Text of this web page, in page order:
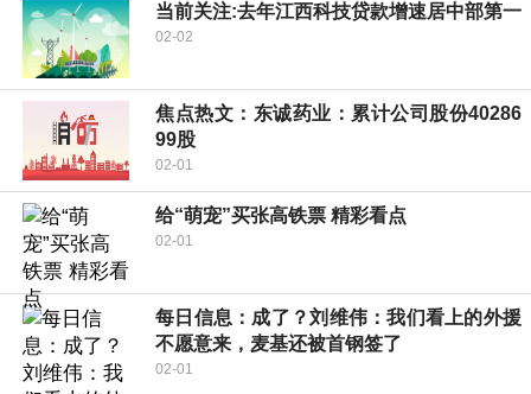
当前关注:去年江西科技贷款增速居中部第一
02-02
焦点热文：东诚药业：累计公司股份40286
99股
02-01
给“萌宠”买张高铁票 精彩看点
02-01
每日信息：成了？刘维伟：我们看上的外援
不愿意来，麦基还被首钢签了
02-01